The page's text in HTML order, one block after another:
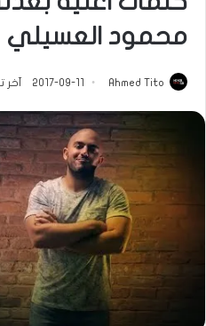
محمود العسيلي
Ahmed Tito
2017-09-11 آخر